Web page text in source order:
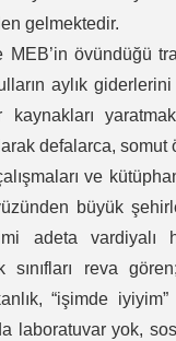
gelmektedir.
övündüğü
aylık giderlerini
yaratmak
defalarca, somut
ve
büyük
adeta vardiyalı
sınıfları reva
“işimde
laboratuvar yok,